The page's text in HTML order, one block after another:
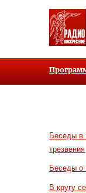
Беседы в
трезвения
Беседы о
В кругу